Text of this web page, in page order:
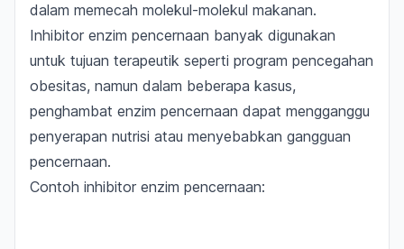
dalam memecah molekul-molekul makanan.
Inhibitor enzim pencernaan banyak digunakan
untuk tujuan terapeutik seperti program pencegahan
obesitas, namun dalam beberapa kasus,
penghambat enzim pencernaan dapat mengganggu
penyerapan nutrisi atau menyebabkan gangguan
pencernaan.
Contoh inhibitor enzim pencernaan: